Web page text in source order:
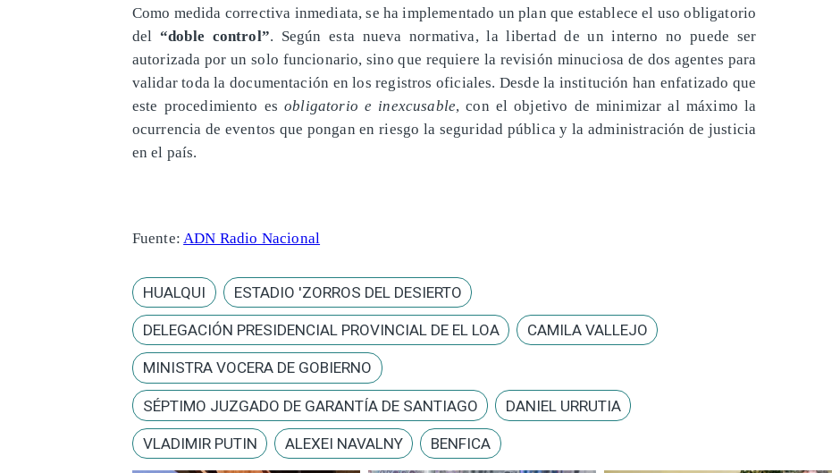
Como medida correctiva inmediata, se ha implementado un plan que establece el uso obligatorio
del “doble control”. Según esta nueva normativa, la libertad de un interno no puede ser
autorizada por un solo funcionario, sino que requiere la revisión minuciosa de dos agentes para
validar toda la documentación en los registros oficiales. Desde la institución han enfatizado que
este procedimiento esobligatorio e inexcusable, con el objetivo de minimizar al máximo la
ocurrencia de eventos que pongan en riesgo la seguridad pública y la administración de justicia
en el país.
Fuente: ADN Radio Nacional
HUALQUI ESTADIO 'ZORROS DEL DESIERTO
DELEGACIÓN PRESIDENCIAL PROVINCIAL DE EL LOA CAMILA VALLEJO
MINISTRA VOCERA DE GOBIERNO
SÉPTIMO JUZGADO DE GARANTÍA DE SANTIAGO DANIEL URRUTIA
VLADIMIR PUTIN ALEXEI NAVALNY BENFICA